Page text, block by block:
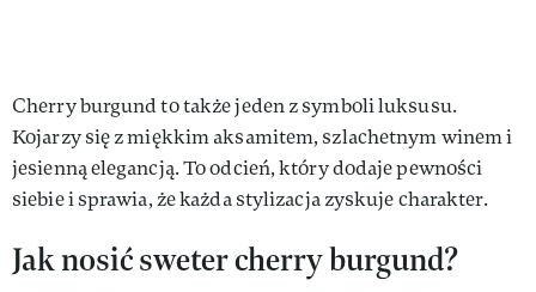
Cherry burgund to także jeden z symboli luksusu.
Kojarzy się z miękkim aksamitem, szlachetnym winem i
jesienną elegancją. To odcień, który dodaje pewności
siebie i sprawia, że każda stylizacja zyskuje charakter.
Jak nosić sweter cherry burgund?